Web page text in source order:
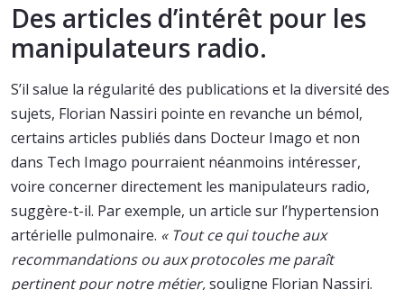
Des articles d’intérêt pour les
manipulateurs radio.
S’il salue la régularité des publications et la diversité des
sujets, Florian Nassiri pointe en revanche un bémol,
certains articles publiés dans Docteur Imago et non
dans Tech Imago pourraient néanmoins intéresser,
voire concerner directement les manipulateurs radio,
suggère-t-il. Par exemple, un article sur l’hypertension
artérielle pulmonaire. « Tout ce qui touche aux
recommandations ou aux protocoles me paraît
pertinent pour notre métier,souligne Florian Nassiri.